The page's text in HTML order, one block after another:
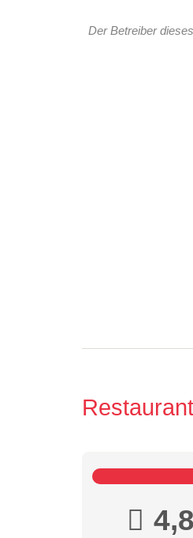
Der Betreiber
4,8